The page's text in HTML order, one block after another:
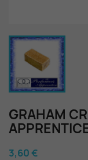
GRAHAM
3,60 €